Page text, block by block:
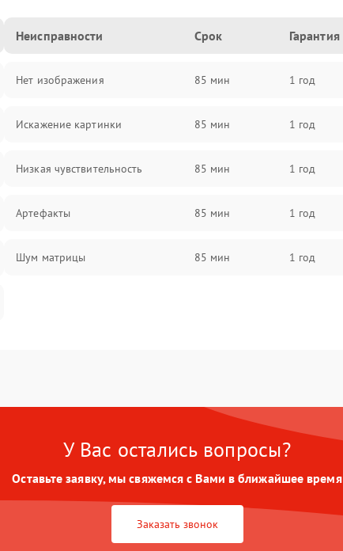
Неисправности Срок Гарантия
Нет изображения 85 мин 1 год
Искажение картинки 85 мин 1 год
Низкая чувствительность 85 мин 1 год
Артефакты 85 мин 1 год
Шум матрицы 85 мин 1 год
У Вас остались вопросы?
Оставьте заявку, мы свяжемся с Вами в ближайшее время
Заказать звонок